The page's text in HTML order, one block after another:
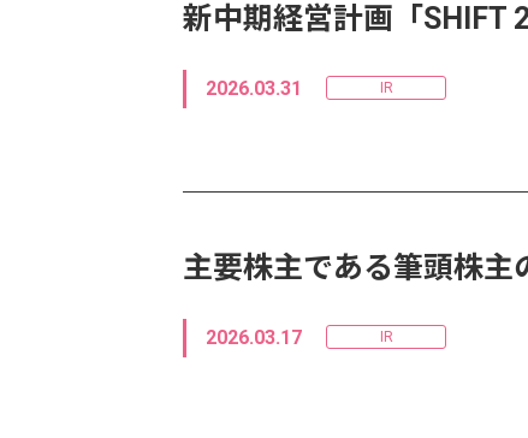
新中期経営計画「SHIFT
2026.03.31 IR
主要株主である筆頭株主
2026.03.17 IR